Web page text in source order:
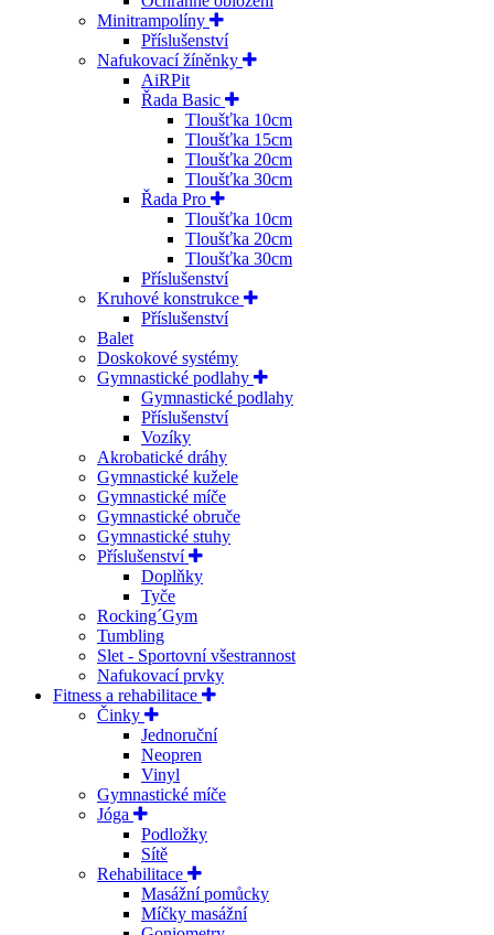
Minitrampolíny
Příslušenství
Nafukovací žíněnky
AiRPit
Řada Basic
Tloušťka 10cm
Tloušťka 15cm
Tloušťka 20cm
Tloušťka 30cm
Řada Pro
Tloušťka 10cm
Tloušťka 20cm
Tloušťka 30cm
Příslušenství
Kruhové konstrukce
Příslušenství
Balet
Doskokové systémy
Gymnastické podlahy
Gymnastické podlahy
Příslušenství
Vozíky
Akrobatické dráhy
Gymnastické kužele
Gymnastické míče
Gymnastické obruče
Gymnastické stuhy
Příslušenství
Doplňky
Tyče
Rocking´Gym
Tumbling
Slet - Sportovní všestrannost
Nafukovací prvky
Fitness a rehabilitace
Činky
Jednoruční
Neopren
Vinyl
Gymnastické míče
Jóga
Podložky
Sítě
Rehabilitace
Masážní pomůcky
Míčky masážní